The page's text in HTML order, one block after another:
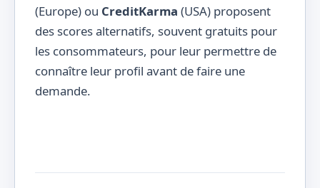
(Europe) ou CreditKarma (USA) proposent
des scores alternatifs, souvent gratuits pour
les consommateurs, pour leur permettre de
connaître leur profil avant de faire une
demande.